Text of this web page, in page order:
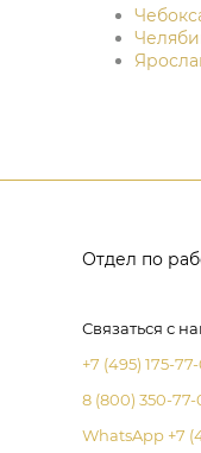
Отдел по
Связаться с
+7 (495) 175-
8 (800) 350-77-
WhatsApp +7